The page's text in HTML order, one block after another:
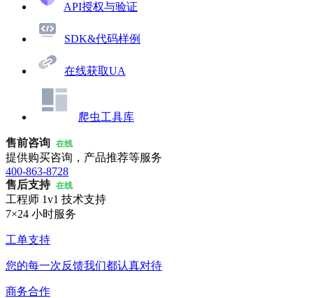
API授权与验证
SDK&代码样例
在线获取UA
爬虫工具库
售前咨询 在线
提供购买咨询，产品推荐等服务
400-863-8728
售后支持 在线
工程师 1v1 技术支持
7×24 小时服务
工单支持
您的每一次反馈我们都认真对待
商务合作